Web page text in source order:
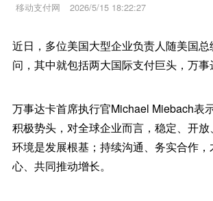
移动支付网 2026/5/15 18:22:27
近日，多位美国大型企业负责人随美国
问，其中就包括两大国际支付巨头，万事
万事达卡首席执行官Michael Miebach表
积极势头，对全球企业而言，稳定、开
环境是发展根基；持续沟通、务实合作
心、共同推动增长。